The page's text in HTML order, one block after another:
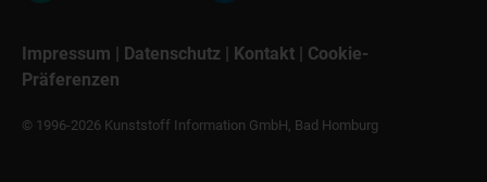
Impressum | Datenschutz | Kontakt | Cookie-
Präferenzen
© 1996-2026 Kunststoff Information GmbH, Bad Homburg